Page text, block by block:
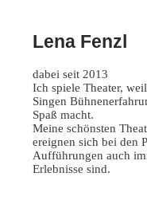
Lena Fenzl
dabei seit 2013
Ich spiele Theater,
Singen
Spaß macht.
Meine schönsten
ereignen sich bei den
Aufführungen auch
Erlebnisse sind.